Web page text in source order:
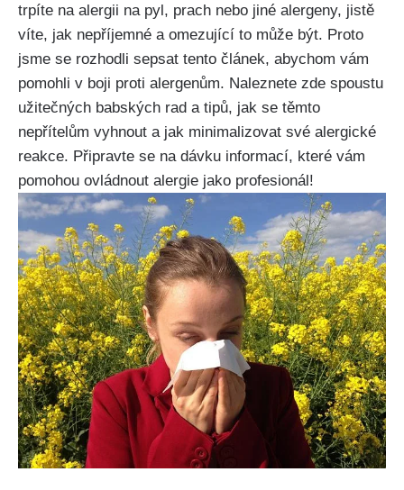
trpíte na alergii na ​pyl, prach nebo‌ jiné alergeny, jistě
víte, jak nepříjemné a omezující to může být. ⁢Proto
jsme se rozhodli sepsat tento článek, abychom vám
pomohli v boji proti alergenům. Naleznete zde spoustu
užitečných ⁢babských rad a tipů, jak ​se těmto⁢
nepřítelům vyhnout a jak ⁢minimalizovat své alergické
reakce. Připravte se na dávku informací, které vám
pomohou ovládnout alergie jako profesionál!